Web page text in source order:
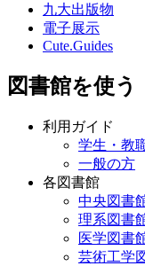
九大出版物
電子展示
Cute.Guides
図書館を使う
利用ガイド
学生・教
一般の方
各図書館
中央図書
理系図書
医学図書
芸術工学